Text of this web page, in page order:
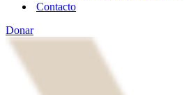
Contacto
Donar